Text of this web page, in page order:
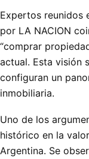
Expertos reunidos
por LA NACION
“comprar
actual. Esta visión
configuran un
inmobiliaria.
Uno de los
histórico en la
Argentina. Se